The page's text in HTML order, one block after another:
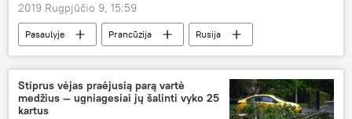
2019 Rugpjūčio 9, 15:59
Pasaulyje Prancūzija
Rusija
skola
Stiprus vėjas praėjusią parą vartė
medžius — ugniagesiai jų šalinti vyko 25
kartus